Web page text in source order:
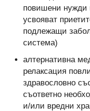
повишени нужди
усвояват
подлежащи
система)
алтернативна
релаксация
здравословно
съответно
и/или вредни